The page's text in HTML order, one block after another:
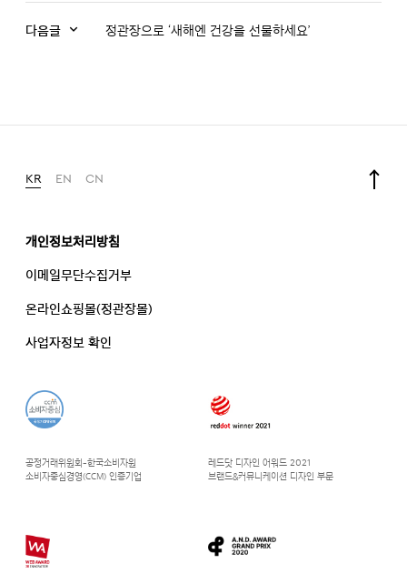
다음글 정관장으로 ‘새해엔 건강을 선물하세요’
KR EN CN
공정거래위원회-한국소비자원
소비자중심경영(CCM) 인증기업
레드닷 디자인 어워드 2021
브랜드&커뮤니케이션 디자인 부문
개인정보처리방침
이메일무단수집거부
온라인쇼핑몰(정관장몰)
사업자정보 확인